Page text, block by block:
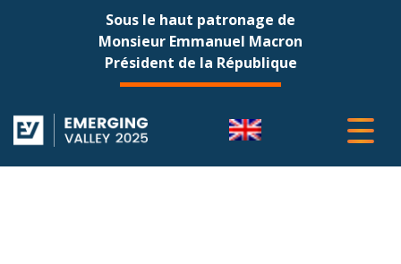
Sous le haut patronage de
Monsieur Emmanuel Macron
Président de la République
PHOTOS 2019